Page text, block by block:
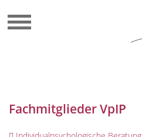
Fachmitglieder VpIP